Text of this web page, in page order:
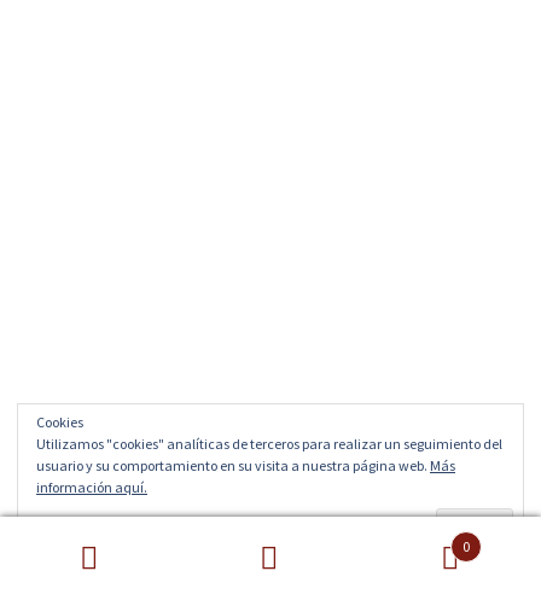
Cookies
Utilizamos "cookies" analíticas de terceros para realizar un seguimiento del
usuario y su comportamiento en su visita a nuestra página web. Más
información aquí.
0